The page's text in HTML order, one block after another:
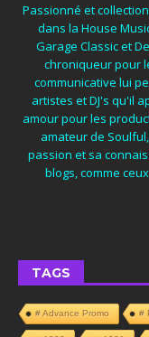
Passionné et
dans la House
Garage Classic et
chroniqueur pour
communicative lui
artistes et DJ's qu'il
amour pour les
amateur de
passion et sa
blogs, comme
TAGS
# Advance Promo #